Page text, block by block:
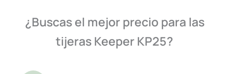
¿Buscas el mejor precio para las
tijeras Keeper KP25?